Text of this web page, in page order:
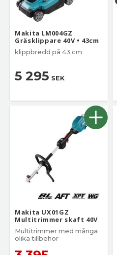
Makita LM004GZ
Gräsklippare 40V • 43cm
klippbredd på 43 cm
5 295 SEK
Makita UX01GZ
Multitrimmer skaft 40V
Multitrimmer med många
olika tillbehör